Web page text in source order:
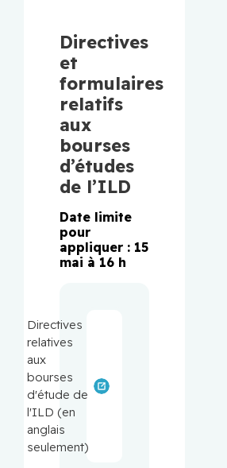
Directives
et
formulaires
relatifs
aux
bourses
d’études
de l’ILD
Date limite
pour
appliquer : 15
mai à 16 h
Directives
relatives
aux
bourses
d'étude de
l'ILD (en
anglais
seulement)